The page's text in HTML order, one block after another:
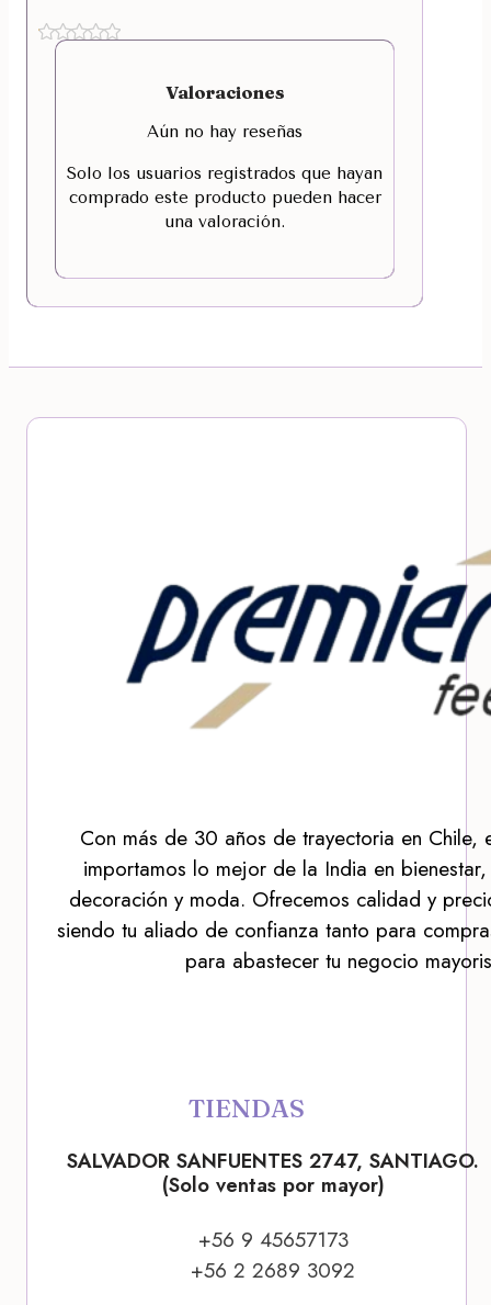
Valoraciones
Aún no hay reseñas
Solo los usuarios registrados que hayan
comprado este producto pueden hacer
una valoración.
Con más de 30 años de trayectoria en Chile,
importamos lo mejor de la India en
decoración y moda. Ofrecemos calidad y
siendo tu aliado de confianza tanto para
para abastecer tu negocio
TIENDAS
SALVADOR SANFUENTES 2747, SANTIAGO.
(Solo ventas por mayor)
+56 9 45657173
+56 2 2689 3092